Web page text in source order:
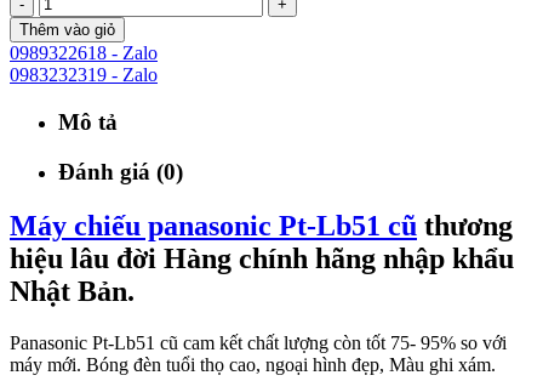
-
+
Thêm vào giỏ
0989322618 - Zalo
0983232319 - Zalo
Mô tả
Đánh giá (0)
Máy chiếu panasonic Pt-Lb51 cũ thương
hiệu lâu đời Hàng chính hãng nhập khẩu
Nhật Bản.
Panasonic Pt-Lb51 cũ cam kết chất lượng còn tốt 75- 95% so với
máy mới. Bóng đèn tuổi thọ cao, ngoại hình đẹp, Màu ghi xám.